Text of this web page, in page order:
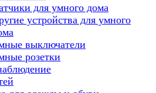
для умного дома
устройства для умного
выключатели
розетки